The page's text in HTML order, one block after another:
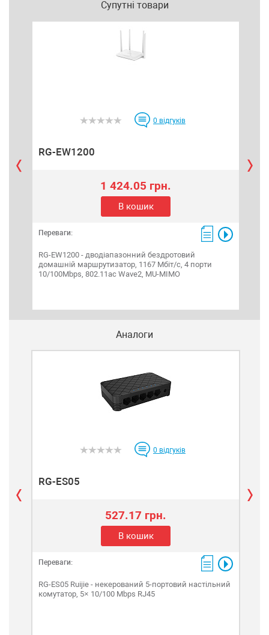
Супутні товари
0 відгуків
RG-EW1200
1 424.05 грн.
В кошик
Переваги:
RG-EW1200 - дводіапазонний бездротовий
домашній маршрутизатор, 1167 Мбіт/с, 4 порти
10/100Mbps, 802.11ac Wave2, MU-MIMO
Аналоги
0 відгуків
RG-ES05
527.17 грн.
В кошик
Переваги:
RG-ES05 Ruijie - некерований 5-портовий настільний
комутатор, 5× 10/100 Mbps RJ45